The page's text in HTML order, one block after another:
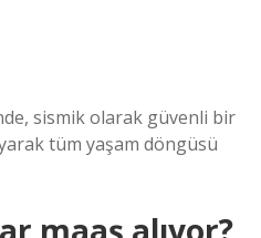
sismik olarak güvenli bir
tüm yaşam döngüsü